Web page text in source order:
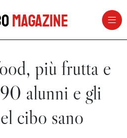
Magazine
più frutta e
alunni e gli
cibo sano